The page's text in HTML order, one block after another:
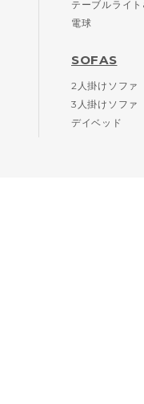
テーブルライ
電球
SOFAS
2人掛けソファ
3人掛けソファ
デイベッド